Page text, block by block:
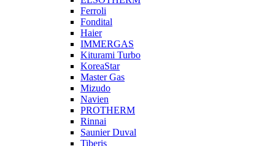
Ferroli
Fondital
Haier
IMMERGAS
Kiturami Turbo
KoreaStar
Master Gas
Mizudo
Navien
PROTHERM
Rinnai
Saunier Duval
Tiberis